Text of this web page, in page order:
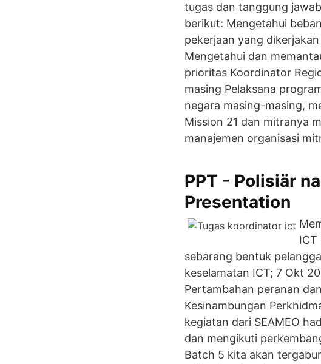
tugas dan tanggung
berikut: Mengetahui
pekerjaan yang
Mengetahui dan
prioritas Koordinator
masing Pelaksana
negara masing-masing,
Mission 21 dan mitranya
manajemen organisasi
PPT - Polisiär
Presentation
ICT
sebarang bentuk
keselamatan ICT; 7 Okt
Pertambahan peranan
Kesinambungan
kegiatan dari SEAMEO
dan mengikuti
Batch 5 kita akan